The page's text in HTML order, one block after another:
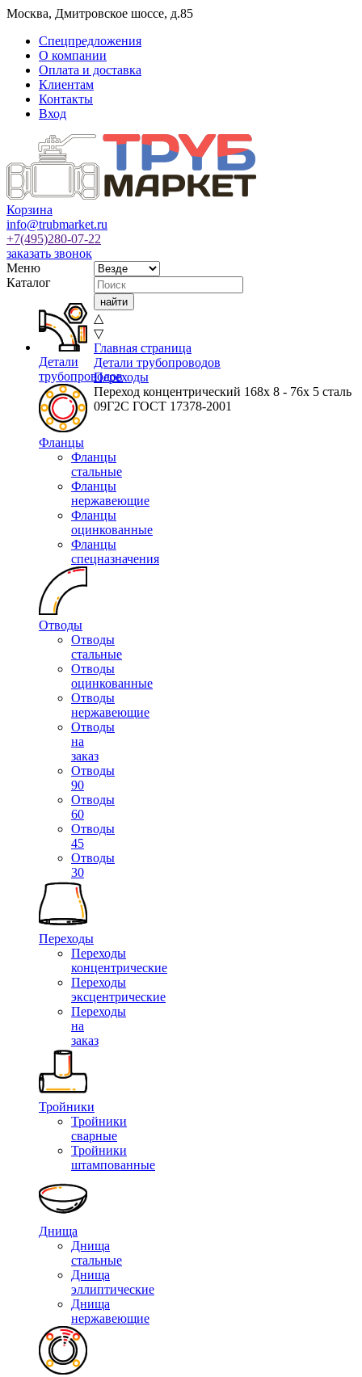
Москва, Дмитровское шоссе, д.85
Спецпредложения
О компании
Оплата и доставка
Клиентам
Контакты
Вход
Корзина
info@trubmarket.ru
+7(495)280-07-22
заказать звонок
Меню
Каталог
Детали
трубопроводов
Фланцы
Фланцы
стальные
Фланцы
нержавеющие
Фланцы
оцинкованные
Фланцы
спецназначения
Отводы
Отводы
стальные
Отводы
оцинкованные
Отводы
нержавеющие
Отводы
на
заказ
Отводы
90
Отводы
60
Отводы
45
Отводы
30
Переходы
Переходы
концентрические
Переходы
эксцентрические
Переходы
на
заказ
Тройники
Тройники
сварные
Тройники
штампованные
Днища
Днища
стальные
Днища
эллиптические
Днища
нержавеющие
△
▽
Главная страница
Детали трубопроводов
Переходы
Переход концентрический 168х 8 - 76х 5 сталь
09Г2С ГОСТ 17378-2001